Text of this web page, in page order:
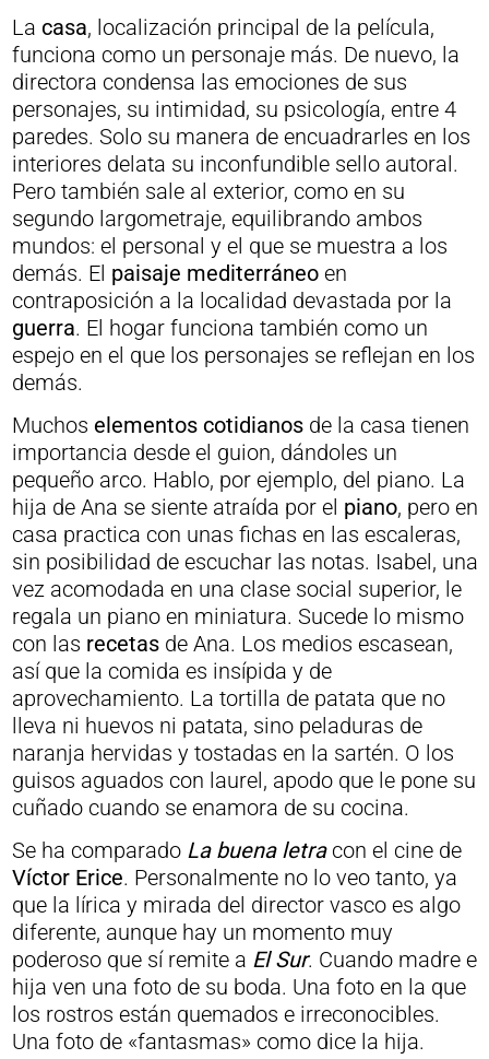
La casa, localización principal de la película,
funciona como un personaje más. De nuevo, la
directora condensa las emociones de sus
personajes, su intimidad, su psicología, entre 4
paredes. Solo su manera de encuadrarles en los
interiores delata su inconfundible sello autoral.
Pero también sale al exterior, como en su
segundo largometraje, equilibrando ambos
mundos: el personal y el que se muestra a los
demás. El paisaje mediterráneoen
contraposición a la localidad devastada por la
guerra. El hogar funciona también como un
espejo en el que los personajes se reflejan en los
demás.
Muchos elementos cotidianosde la casa tienen
importancia desde el guion, dándoles un
pequeño arco. Hablo, por ejemplo, del piano. La
hija de Ana se siente atraída por el piano, pero en
casa practica con unas fichas en las escaleras,
sin posibilidad de escuchar las notas. Isabel, una
vez acomodada en una clase social superior, le
regala un piano en miniatura. Sucede lo mismo
con las recetas de Ana. Los medios escasean,
así que la comida es insípida y de
aprovechamiento. La tortilla de patata que no
lleva ni huevos ni patata, sino peladuras de
naranja hervidas y tostadas en la sartén. O los
guisos aguados con laurel, apodo que le pone su
cuñado cuando se enamora de su cocina.
Se ha comparadoLa buena letracon el cine de
Víctor Erice. Personalmente no lo veo tanto, ya
que la lírica y mirada del director vasco es algo
diferente, aunque hay un momento muy
poderoso que sí remite a El Sur. Cuando madre e
hija ven una foto de su boda. Una foto en la que
los rostros están quemados e irreconocibles.
Una foto de «fantasmas» como dice la hija.